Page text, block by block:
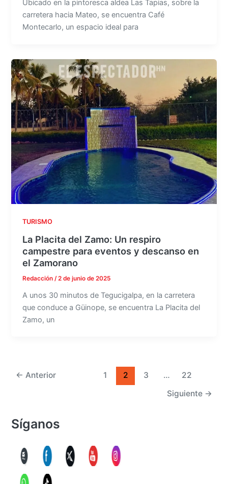
Ubicado en la pintoresca aldea Las Tapias, sobre la
carretera hacia Mateo, se encuentra Café
Montecarlo, un espacio ideal para
TURISMO
La Placita del Zamo: Un respiro
campestre para eventos y descanso en
el Zamorano
Redacción /2 de junio de 2025
A unos 30 minutos de Tegucigalpa, en la carretera
que conduce a Güinope, se encuentra La Placita del
Zamo, un
← Anterior 1 2 3 …
22
Siguiente →
Síganos